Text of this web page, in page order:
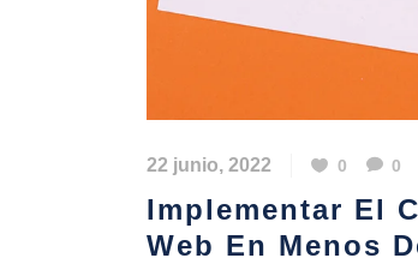
22 junio, 2022 0 0
Implementar El
Web En Menos